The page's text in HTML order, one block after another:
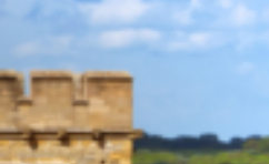
大學和學院
語言學校（
大學和學院
青少年夏令
澳大利亞